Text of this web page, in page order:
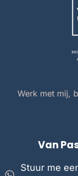
Werk met mij,
Van
Stuur me